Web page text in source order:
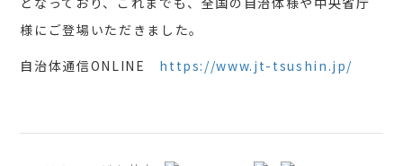
様にご登場いただきました。
自治体通信ONLINE https://www.jt-tsushin.jp/